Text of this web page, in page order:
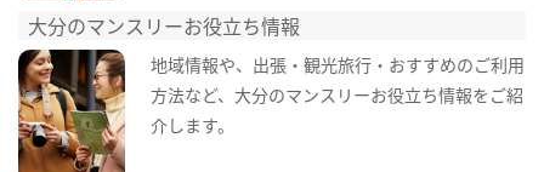
大分のマンスリーお役立ち情報
地域情報や、出張・観光旅行・おすすめのご利用
方法など、大分のマンスリーお役立ち情報をご紹
介します。